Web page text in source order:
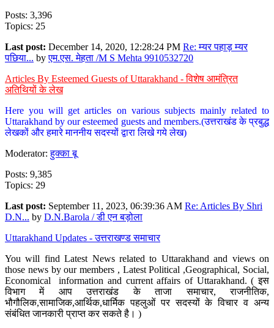
Posts: 3,396
Topics: 25
Last post: December 14, 2020, 12:28:24 PM Re: म्यर पहाड़ म्यर
पछिया... byएम.एस. मेहता /M S Mehta 9910532720
Articles By Esteemed Guests of Uttarakhand - विशेष आमंत्रित
अतिथियों के लेख
Here you will get articles on various subjects mainly related to
Uttarakhand by our esteemed guests and members.(उत्तराखंड के प्रबुद्ध
लेखकों और हमारे माननीय सदस्यों द्वारा लिखे गये लेख)
Moderator:हुक्का बू
Posts: 9,385
Topics: 29
Last post: September 11, 2023, 06:39:36 AM Re: Articles By Shri
D.N... by D.N.Barola / डी एन बड़ोला
Uttarakhand Updates - उत्तराखण्ड समाचार
You will find Latest News related to Uttarakhand and views on
those news by our members , Latest Political ,Geographical, Social,
Economical information and current affairs of Uttarakhand. ( इस
विभाग में आप उत्तराखंड के ताजा समाचार, राजनीतिक,
भौगौलिक,सामाजिक,आर्थिक,धार्मिक पहलुओं पर सदस्यों के विचार व अन्य
संबंधित जानकारी प्राप्त कर सकते है। )